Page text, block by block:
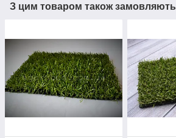
З цим товаром також замовляють